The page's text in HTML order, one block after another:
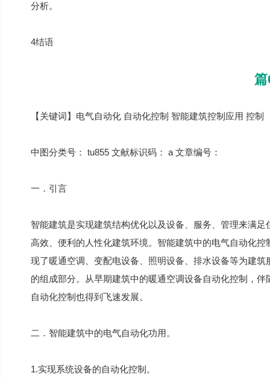
分析。
4结语
【关键词】电气自动化 自动化控制 智能建筑控制应用 控制
中图分类号： tu855 文献标识码： a 文章编号：
一．引言
智能建筑是实现建筑结构优化以及设备、服务、管理来满
高效、便利的人性化建筑环境。智能建筑中的电气自动化
现了暖通空调、变配电设备、照明设备、排水设备等为建
的组成部分。从早期建筑中的暖通空调设备自动化控制，
自动化控制也得到飞速发展。
二．智能建筑中的电气自动化功用。
1.实现系统设备的自动化控制。